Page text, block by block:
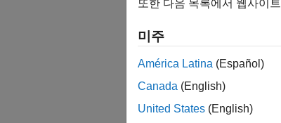
또한 다음 목록에서 웹사이
미주
América Latina (Español)
Canada (English)
United States (English)